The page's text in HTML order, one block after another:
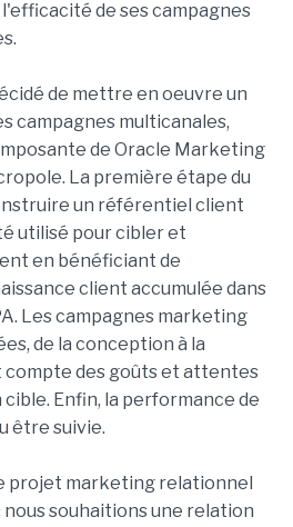
de ses campagnes
de mettre en oeuvre un
campagnes multicanales,
de Oracle Marketing
La première étape du
un référentiel client
utilisé pour cibler et
en bénéficiant de
client accumulée dans
Les campagnes marketing
de la conception à la
compte des goûts et attentes
Enfin, la performance de
être suivie.
projet marketing relationnel
nous souhaitions une relation